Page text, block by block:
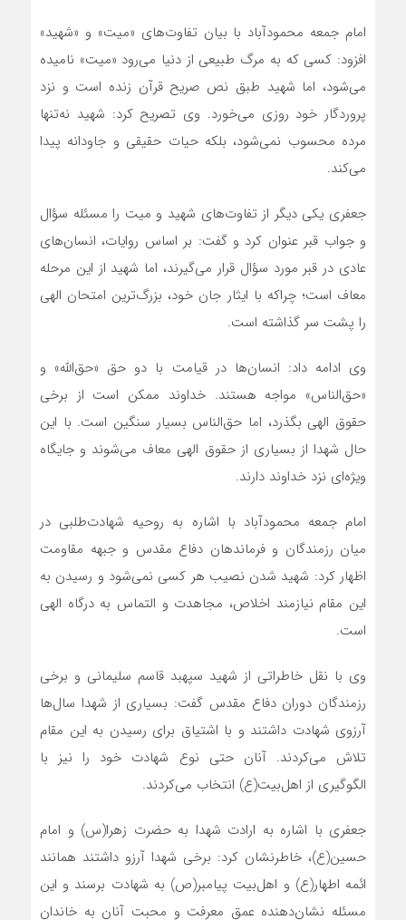
امام جمعه محمودآباد با بیان تفاوت‌های «میت» و «شهید»
افزود: کسی که به مرگ طبیعی از دنیا می‌رود «میت» نامیده
می‌شود، اما شهید طبق نص صریح قرآن زنده است و نزد
پروردگار خود روزی می‌خورد. وی تصریح کرد: شهید نه‌تنها
مرده محسوب نمی‌شود، بلکه حیات حقیقی و جاودانه پیدا
می‌کند.
جعفری یکی دیگر از تفاوت‌های شهید و میت را مسئله سؤال
و جواب قبر عنوان کرد و گفت: بر اساس روایات، انسان‌های
عادی در قبر مورد سؤال قرار می‌گیرند، اما شهید از این مرحله
معاف است؛ چراکه با ایثار جان خود، بزرگ‌ترین امتحان الهی
را پشت سر گذاشته است.
وی ادامه داد: انسان‌ها در قیامت با دو حق «حق‌الله» و
«حق‌الناس» مواجه هستند. خداوند ممکن است از برخی
حقوق الهی بگذرد، اما حق‌الناس بسیار سنگین است. با این
حال شهدا از بسیاری از حقوق الهی معاف می‌شوند و جایگاه
ویژه‌ای نزد خداوند دارند.
امام جمعه محمودآباد با اشاره به روحیه شهادت‌طلبی در
میان رزمندگان و فرماندهان دفاع مقدس و جبهه مقاومت
اظهار کرد: شهید شدن نصیب هر کسی نمی‌شود و رسیدن به
این مقام نیازمند اخلاص، مجاهدت و التماس به درگاه الهی
است.
وی با نقل خاطراتی از شهید سپهبد قاسم سلیمانی و برخی
رزمندگان دوران دفاع مقدس گفت: بسیاری از شهدا سال‌ها
آرزوی شهادت داشتند و با اشتیاق برای رسیدن به این مقام
تلاش می‌کردند. آنان حتی نوع شهادت خود را نیز با
الگوگیری از اهل‌بیت(ع) انتخاب می‌کردند.
جعفری با اشاره به ارادت شهدا به حضرت زهرا(س) و امام
حسین(ع)، خاطرنشان کرد: برخی شهدا آرزو داشتند همانند
ائمه اطهار(ع) و اهل‌بیت پیامبر(ص) به شهادت برسند و این
مسئله نشان‌دهنده عمق معرفت و محبت آنان به خاندان